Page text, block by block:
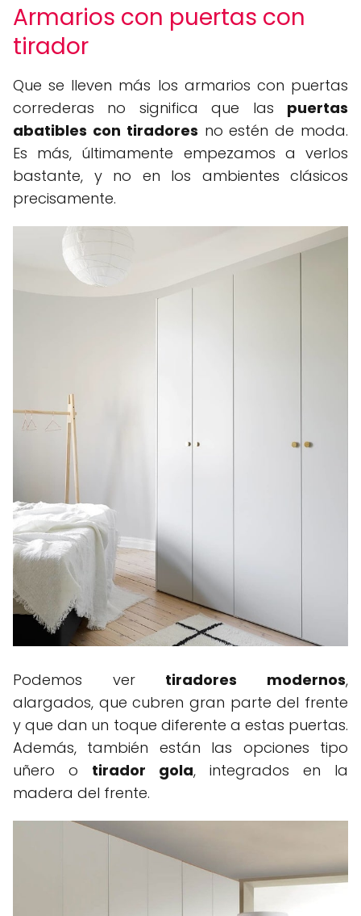
Armarios con puertas con
tirador
Que se lleven más los armarios con puertas
correderas no significa que las puertas
abatibles con tiradores no estén de moda.
Es más, últimamente empezamos a verlos
bastante, y no en los ambientes clásicos
precisamente.
Podemos ver tiradores modernos,
alargados, que cubren gran parte del frente
y que dan un toque diferente a estas puertas.
Además, también están las opciones tipo
uñero o tirador gola, integrados en la
madera del frente.